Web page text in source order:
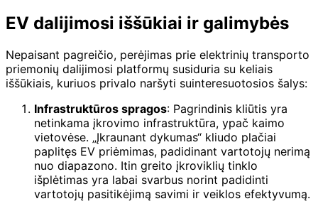
EV dalijimosi iššūkiai ir galimybės
Nepaisant pagreičio, perėjimas prie elektrinių transporto
priemonių dalijimosi platformų susiduria su keliais
iššūkiais, kuriuos privalo naršyti suinteresuotosios šalys:
Infrastruktūros spragos: Pagrindinis kliūtis yra
netinkama įkrovimo infrastruktūra, ypač kaimo
vietovėse. „Įkraunant dykumas“ kliudo plačiai
paplitęs EV priėmimas, padidinant vartotojų nerimą
nuo diapazono. Itin greito įkroviklių tinklo
išplėtimas yra labai svarbus norint padidinti
vartotojų pasitikėjimą savimi ir veiklos efektyvumą.